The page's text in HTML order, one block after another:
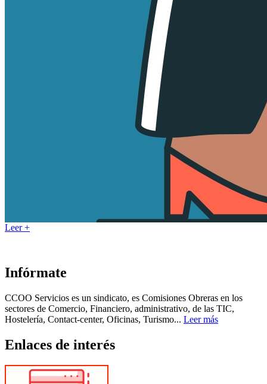
Leer +
Infórmate
CCOO Servicios es un sindicato, es Comisiones Obreras en los
sectores de Comercio, Financiero, administrativo, de las TIC,
Hostelería, Contact-center, Oficinas, Turismo... Leer más
Enlaces de interés